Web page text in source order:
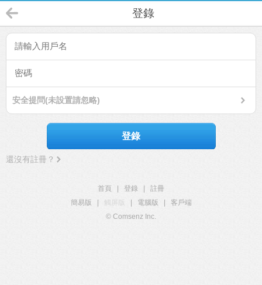
登錄
安全提問(未設置請忽略)
登錄
還沒有註冊？
首頁 登錄
註冊
簡易版
觸屏版 電腦版
客戶端
© Comsenz Inc.